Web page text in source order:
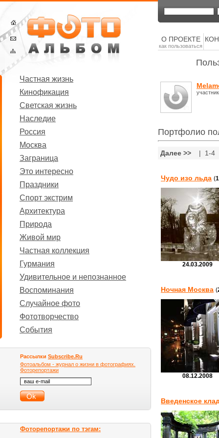
Частная жизнь
Кинофикация
Светская жизнь
Наследие
Россия
Москва
Заграница
Это интересно
Праздники
Спорт экстрим
Архитектура
Природа
Живой мир
Частная коллекция
Гурмания
Удивительное и непознанное
Воспоминания
Случайное фото
Фототворчество
События
Рассылки Subscribe.Ru
Фотоальбом - журнал о жизни в фотографиях.
Фоторепортажи
Фоторепортажи по тэгам:
О ПРОЕКТЕ
как пользоваться
Портфолио
Далее >> | 1-4
Чудо изо льда (
24.03.2009
Ночная Москва (
08.12.2008
Введенское